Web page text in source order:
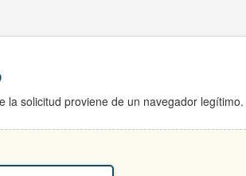
la solicitud proviene de un navegador legítimo.